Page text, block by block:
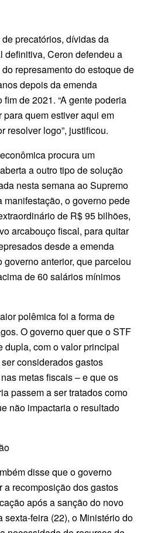
precatórios, dívidas da
Ceron defendeu a
represamento do estoque de
depois da emenda
de 2021. “A gente poderia
quem estiver aqui em
resolver logo”, justificou.
procura um
a outro tipo de solução
nesta semana ao Supremo
o governo pede
de R$ 95 bilhões,
arcabouço fiscal, para quitar
desde a emenda
anterior, que parcelou
de 60 salários mínimos
polêmica foi a forma de
O governo quer que o STF
com o valor principal
considerados gastos
metas fiscais – e que os
passem a ser tratados como
não impactaria o resultado
disse que o governo
recomposição dos gastos
após a sanção do novo
feira (22), o Ministério do